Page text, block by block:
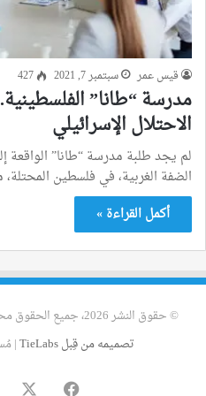
قيس عمر سبتمبر 7, 2021 427
مدرسة “طانا”
الاحتلال الإسرائيلي
لم يجد طلبة مدرسة “طانا”
الضفة الغربية، في فلسطين
أكمل القراءة »
© حقوق النشر 2026، جميع الحقوق محفوظة |
تصميمه من قِبل TieLabs
|
فيسبوك